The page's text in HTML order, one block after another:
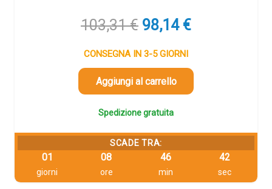
103,31€ Il
originale
era:
103,31 €.
98,14 €Il
è:
CONSEGNA IN 3-5 GIORNI
Aggiungi al carrello
Spedizione gratuita
SCADE TRA:
01
giorni
08
ore
46
min
42
sec